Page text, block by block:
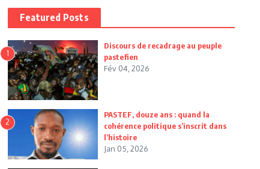
Featured Posts
1
Discours de recadrage au peuple
pastefien
Fév 04, 2026
2
PASTEF, douze ans : quand la
cohérence politique s’inscrit dans
l’histoire
Jan 05, 2026